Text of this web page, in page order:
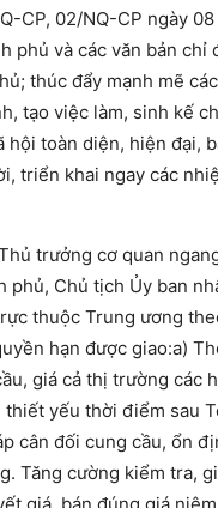
CP, 02/NQ-CP ngày
phủ và các văn bản chỉ
thúc đẩy mạnh mẽ
tạo việc làm, sinh kế
hội toàn diện, hiện đại,
triển khai ngay các
trưởng cơ quan
phủ, Chủ tịch Ủy ban
thuộc Trung ương
hạn được giao:a)
giá cả thị trường các
thiết yếu thời điểm sau
cân đối cung cầu, ổn
Tăng cường kiểm tra,